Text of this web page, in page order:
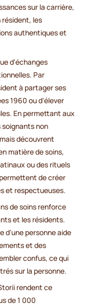
sur la carrière,
résident, les
authentiques et
d'échanges
Par
à partager ses
1960 ou d'élever
En permettant aux
non
découvrent
matière de soins,
ou des rituels
de créer
et respectueuses.
de soins renforce
et les résidents.
d'une personne aide
et des
confus, ce qui
sur la personne.
rendent ce
de 1 000